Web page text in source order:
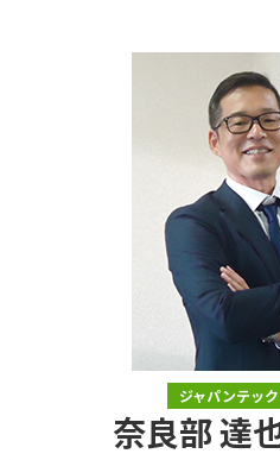
ジャパンテッ
奈良部 達